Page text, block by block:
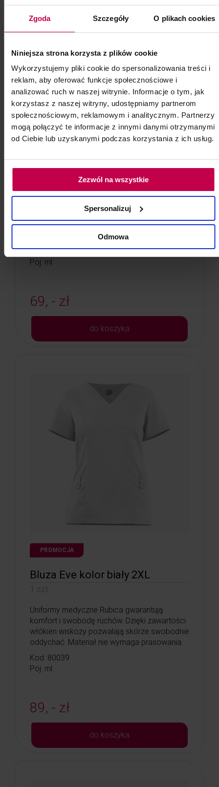
Zgoda Szczegóły O plikach cookies
Niniejsza strona korzysta z plików cookie
Wykorzystujemy pliki cookie do spersonalizowania treści i
reklam, aby oferować funkcje społecznościowe i
analizować ruch w naszej witrynie. Informacje o tym, jak
korzystasz z naszej witryny, udostępniamy partnerom
społecznościowym, reklamowym i analitycznym. Partnerzy
mogą połączyć te informacje z innymi danymi otrzymanymi
od Ciebie lub uzyskanymi podczas korzystania z ich usług.
Zezwól na wszystkie
Spersonalizuj
Odmowa
Wosk twardy bezpaskowy w
granulkach różowy
Wosk twardy bezpaskowy w granulkach
Kod: 3679
Poj: ml
69, - zł
do koszyka
PROMOCJA
Bluza Eve kolor biały 2XL
1 szt.
Uniformy medyczne Rubica gwarantują
komfort i swobodę ruchów. Dzięki zawartości
włókien wiskozy pozwalają skórze swobodnie
oddychać. Materiał nie wymaga prasowania.
Kod: 80039
Poj: ml
89, - zł
do koszyka